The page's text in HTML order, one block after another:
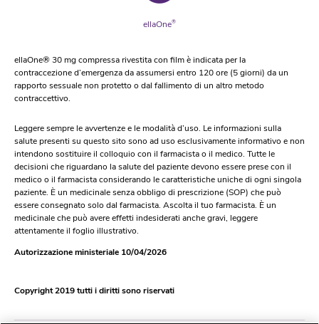
ellaOne®
ellaOne® 30 mg compressa rivestita con film è indicata per la
contraccezione d’emergenza da assumersi entro 120 ore (5 giorni) da un
rapporto sessuale non protetto o dal fallimento di un altro metodo
contraccettivo.
Leggere sempre le avvertenze e le modalità d’uso. Le informazioni sulla
salute presenti su questo sito sono ad uso esclusivamente informativo e non
intendono sostituire il colloquio con il farmacista o il medico. Tutte le
decisioni che riguardano la salute del paziente devono essere prese con il
medico o il farmacista considerando le caratteristiche uniche di ogni singola
paziente. È un medicinale senza obbligo di prescrizione (SOP) che può
essere consegnato solo dal farmacista. Ascolta il tuo farmacista. È un
medicinale che può avere effetti indesiderati anche gravi, leggere
attentamente il foglio illustrativo.
Autorizzazione ministeriale 10/04/2026
Copyright 2019 tutti i diritti sono riservati